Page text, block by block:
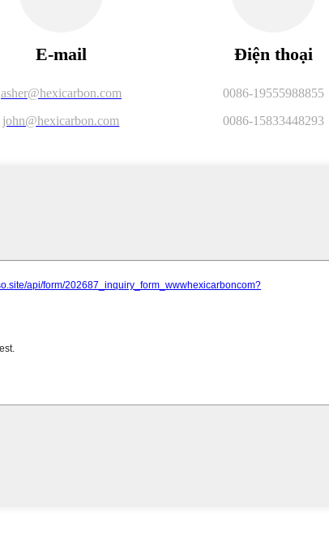
E-mail
asher@hexicarbon.com
john@hexicarbon.com
Điện thoại
0086-19555988855
0086-15833448293